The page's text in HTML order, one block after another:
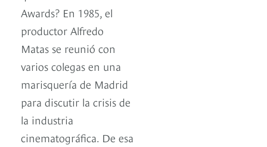
Awards? En 1985, el
productor Alfredo
Matas se reunió con
varios colegas en una
marisquería de Madrid
para discutir la crisis de
la industria
cinematográfica. De esa